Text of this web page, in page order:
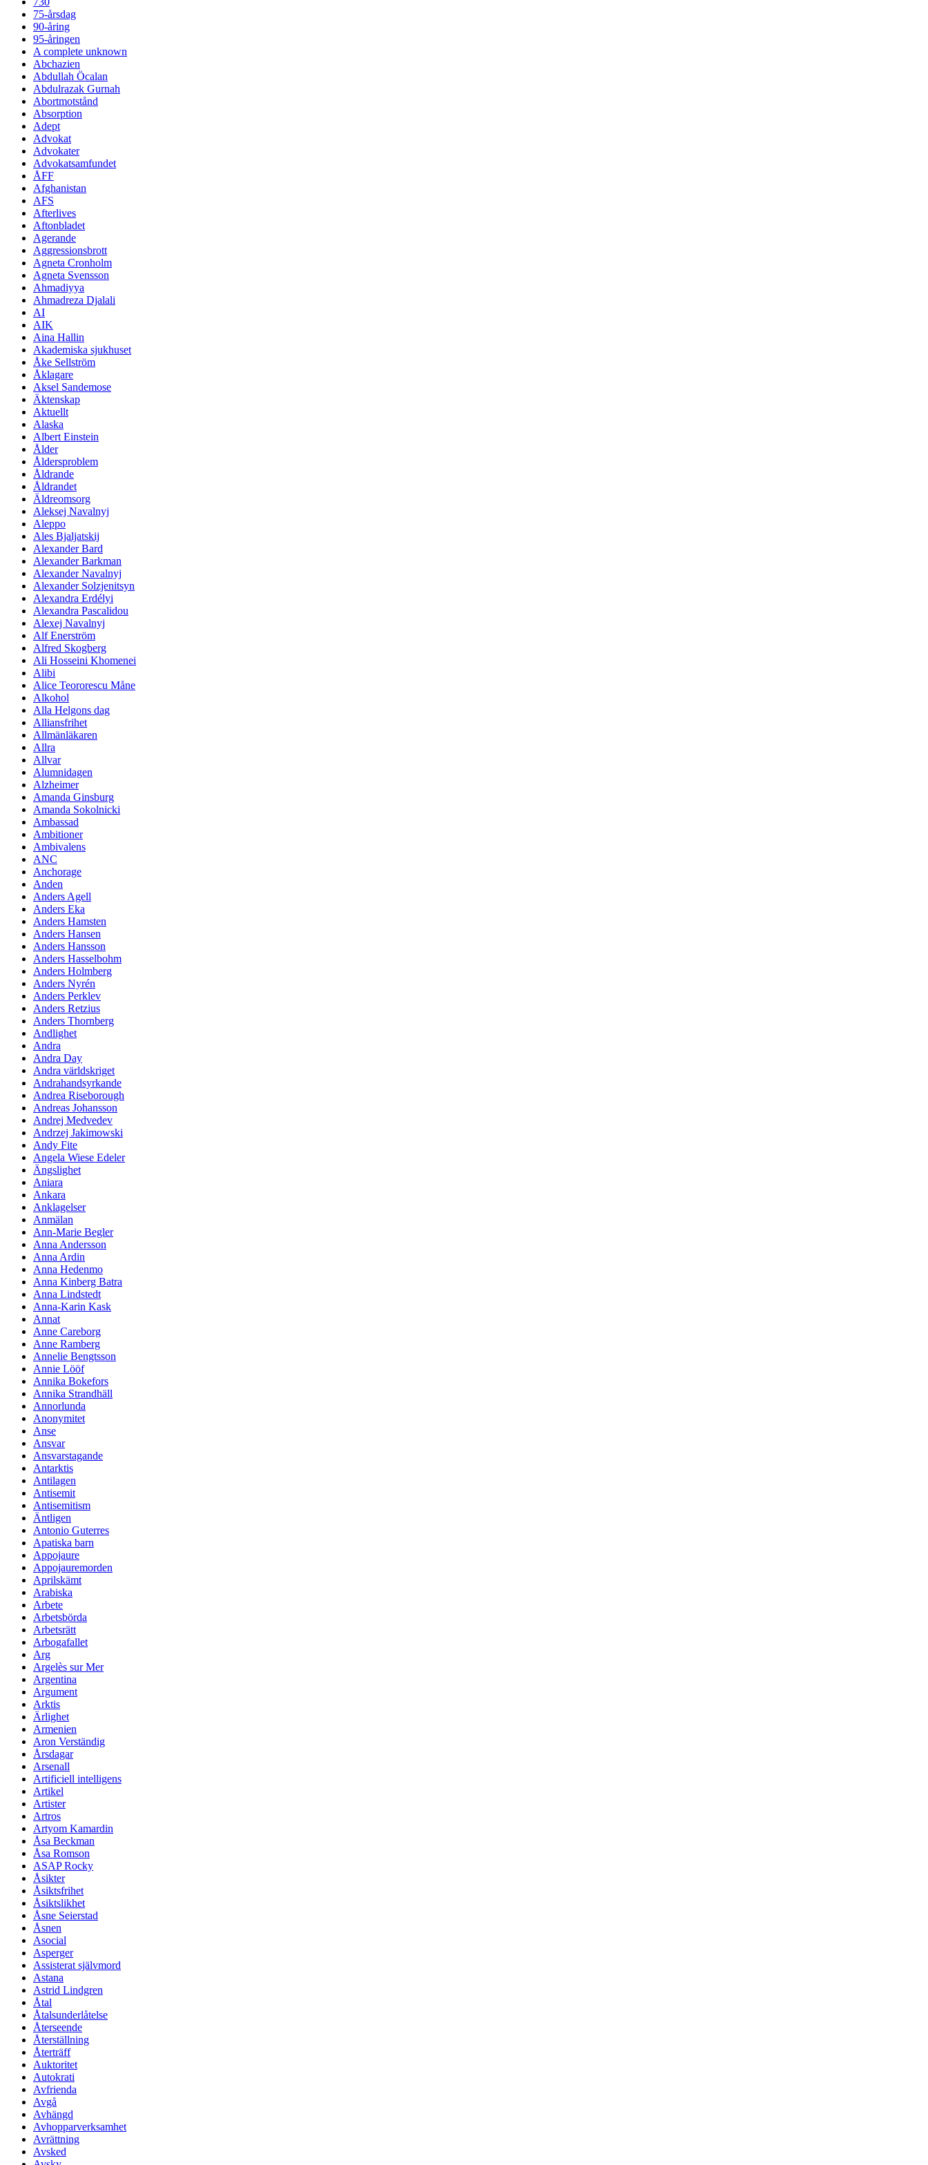
75-årsdag
90-åring
95-åringen
A complete unknown
Abchazien
Abdullah Öcalan
Abdulrazak Gurnah
Abortmotstånd
Absorption
Adept
Advokat
Advokater
Advokatsamfundet
ÅFF
Afghanistan
AFS
Afterlives
Aftonbladet
Agerande
Aggressionsbrott
Agneta Cronholm
Agneta Svensson
Ahmadiyya
Ahmadreza Djalali
AI
AIK
Aina Hallin
Akademiska sjukhuset
Åke Sellström
Åklagare
Aksel Sandemose
Äktenskap
Aktuellt
Alaska
Albert Einstein
Ålder
Åldersproblem
Åldrande
Åldrandet
Äldreomsorg
Aleksej Navalnyj
Aleppo
Ales Bjaljatskij
Alexander Bard
Alexander Barkman
Alexander Navalnyj
Alexander Solzjenitsyn
Alexandra Erdélyi
Alexandra Pascalidou
Alexej Navalnyj
Alf Enerström
Alfred Skogberg
Ali Hosseini Khomenei
Alibi
Alice Teororescu Måne
Alkohol
Alla Helgons dag
Alliansfrihet
Allmänläkaren
Allra
Allvar
Alumnidagen
Alzheimer
Amanda Ginsburg
Amanda Sokolnicki
Ambassad
Ambitioner
Ambivalens
ANC
Anchorage
Anden
Anders Agell
Anders Eka
Anders Hamsten
Anders Hansen
Anders Hansson
Anders Hasselbohm
Anders Holmberg
Anders Nyrén
Anders Perklev
Anders Retzius
Anders Thornberg
Andlighet
Andra
Andra Day
Andra världskriget
Andrahandsyrkande
Andrea Riseborough
Andreas Johansson
Andrej Medvedev
Andrzej Jakimowski
Andy Fite
Angela Wiese Edeler
Ängslighet
Aniara
Ankara
Anklagelser
Anmälan
Ann-Marie Begler
Anna Andersson
Anna Ardin
Anna Hedenmo
Anna Kinberg Batra
Anna Lindstedt
Anna-Karin Kask
Annat
Anne Careborg
Anne Ramberg
Annelie Bengtsson
Annie Lööf
Annika Bokefors
Annika Strandhäll
Annorlunda
Anonymitet
Anse
Ansvar
Ansvarstagande
Antarktis
Antilagen
Antisemit
Antisemitism
Äntligen
Antonio Guterres
Apatiska barn
Appojaure
Appojauremorden
Aprilskämt
Arabiska
Arbete
Arbetsbörda
Arbetsrätt
Arbogafallet
Arg
Argelès sur Mer
Argentina
Argument
Arktis
Ärlighet
Armenien
Aron Verständig
Årsdagar
Arsenall
Artificiell intelligens
Artikel
Artister
Artros
Artyom Kamardin
Åsa Beckman
Åsa Romson
ASAP Rocky
Åsikter
Åsiktsfrihet
Åsiktslikhet
Åsne Seierstad
Åsnen
Asocial
Asperger
Assisterat självmord
Astana
Astrid Lindgren
Åtal
Åtalsunderlåtelse
Återseende
Återställning
Återträff
Auktoritet
Autokrati
Avfrienda
Avgå
Avhängd
Avhopparverksamhet
Avrättning
Avsked